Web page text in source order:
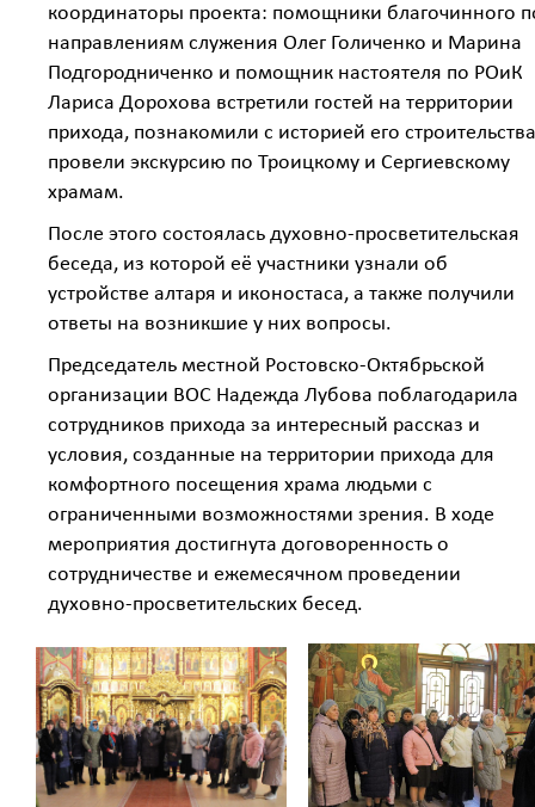
координаторы проекта: помощники благочинного
направлениям служения Олег Голиченко и Марина
Подгородниченко и помощник настоятеля по РОиК
Лариса Дорохова встретили гостей на территории
прихода, познакомили с историей его
провели экскурсию по Троицкому и Сергиевскому
храмам.
После этого состоялась духовно-просветительская
беседа, из которой её участники узнали об
устройстве алтаря и иконостаса, а также получили
ответы на возникшие у них вопросы.
Председатель местной Ростовско-Октябрьской
организации ВОС Надежда Лубова поблагодарила
сотрудников прихода за интересный рассказ и
условия, созданные на территории прихода для
комфортного посещения храма людьми с
ограниченными возможностями зрения. В ходе
мероприятия достигнута договоренность о
сотрудничестве и ежемесячном проведении
духовно-просветительских бесед.